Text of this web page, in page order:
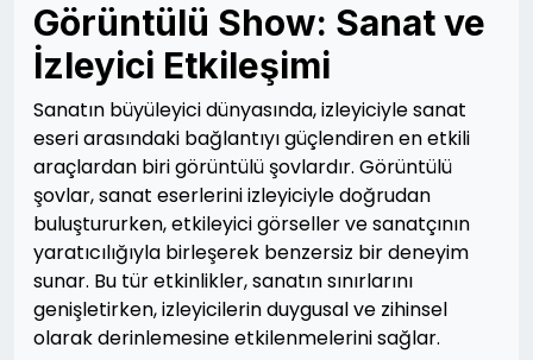
Görüntülü Show: Sanat ve
İzleyici Etkileşimi
Sanatın büyüleyici dünyasında, izleyiciyle sanat
eseri arasındaki bağlantıyı güçlendiren en etkili
araçlardan biri görüntülü şovlardır. Görüntülü
şovlar, sanat eserlerini izleyiciyle doğrudan
buluştururken, etkileyici görseller ve sanatçının
yaratıcılığıyla birleşerek benzersiz bir deneyim
sunar. Bu tür etkinlikler, sanatın sınırlarını
genişletirken, izleyicilerin duygusal ve zihinsel
olarak derinlemesine etkilenmelerini sağlar.